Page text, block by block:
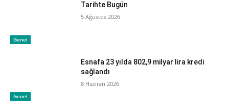
Genel
Tarihte Bugün
5 Ağustos 2026
Genel
Esnafa 23 yılda 802,9 milyar lira kredi
sağlandı
8 Haziran 2026